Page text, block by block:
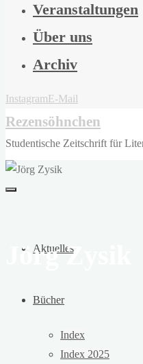
Veranstaltungen
Über uns
Archiv
InstagramE-Mail
Rezensöhnchen
Studentische Zeitschrift für
Aktuelles
Bücher
Index
Index 2025
Jörg Zysik